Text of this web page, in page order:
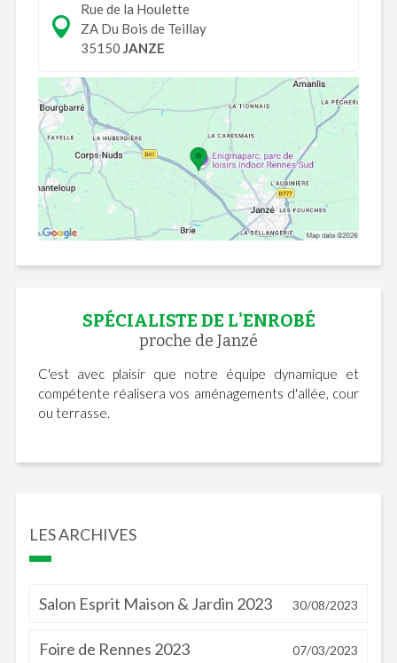
Rue de la Houlette
ZA Du Bois de Teillay
35150 JANZE
SPÉCIALISTE DE L'ENROBÉ
proche de Janzé
C'est avec plaisir que notre équipe dynamique et
compétente réalisera vos aménagements d'allée, cour
ou terrasse.
LES ARCHIVES
Salon Esprit Maison & Jardin 2023 30/08/2023
Foire de Rennes 2023 07/03/2023